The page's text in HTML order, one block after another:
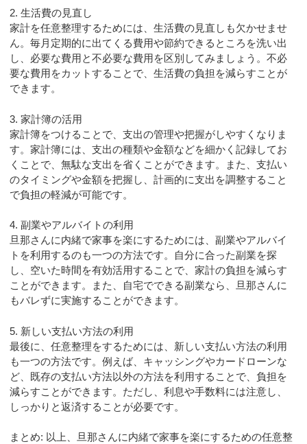
2. 生活費の見直し
家計を任意整理するためには、生活費の見直しも欠かせませ
ん。毎月定期的に出てくる費用や節約できるところを洗い出
し、必要な費用と不必要な費用を区別してみましょう。不必
要な費用をカットすることで、生活費の負担を減らすことが
できます。
3. 家計簿の活用
家計簿をつけることで、支出の管理や把握がしやすくなりま
す。家計簿には、支出の種類や金額などを細かく記録してお
くことで、無駄な支出を省くことができます。また、支払い
のタイミングや金額を把握し、計画的に支出を調整すること
で負担の軽減が可能です。
4. 副業やアルバイトの利用
旦那さんに内緒で家事を楽にするためには、副業やアルバイ
トを利用するのも一つの方法です。自分に合った副業を探
し、空いた時間を有効活用することで、家計の負担を減らす
ことができます。また、自宅でできる副業なら、旦那さんに
もバレずに実施することができます。
5. 新しい支払い方法の利用
最後に、任意整理をするためには、新しい支払い方法の利用
も一つの方法です。例えば、キャッシングやカードローンな
ど、既存の支払い方法以外の方法を利用することで、負担を
減らすことができます。ただし、利息や手数料には注意し、
しっかりと返済することが必要です。
まとめ: 以上、旦那さんに内緒で家事を楽にするための任意整